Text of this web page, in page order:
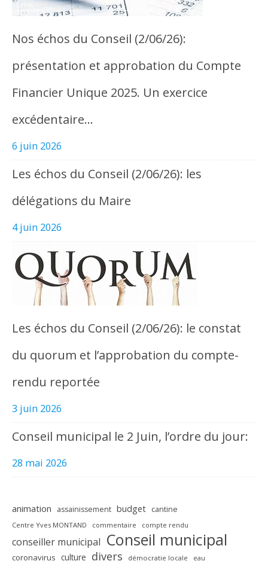
Nos échos du Conseil (2/06/26):
présentation et approbation du Compte
Financier Unique 2025. Un exercice
excédentaire…
6 juin 2026
Les échos du Conseil (2/06/26): les
délégations du Maire
4 juin 2026
Les échos du Conseil (2/06/26): le constat
du quorum et l’approbation du compte-
rendu reportée
3 juin 2026
Conseil municipal le 2 Juin, l’ordre du jour:
28 mai 2026
animation assainissement budget cantine
Centre Yves MONTAND commentaire compte rendu
conseiller municipal Conseil municipal
coronavirus culture divers démocratie locale eau